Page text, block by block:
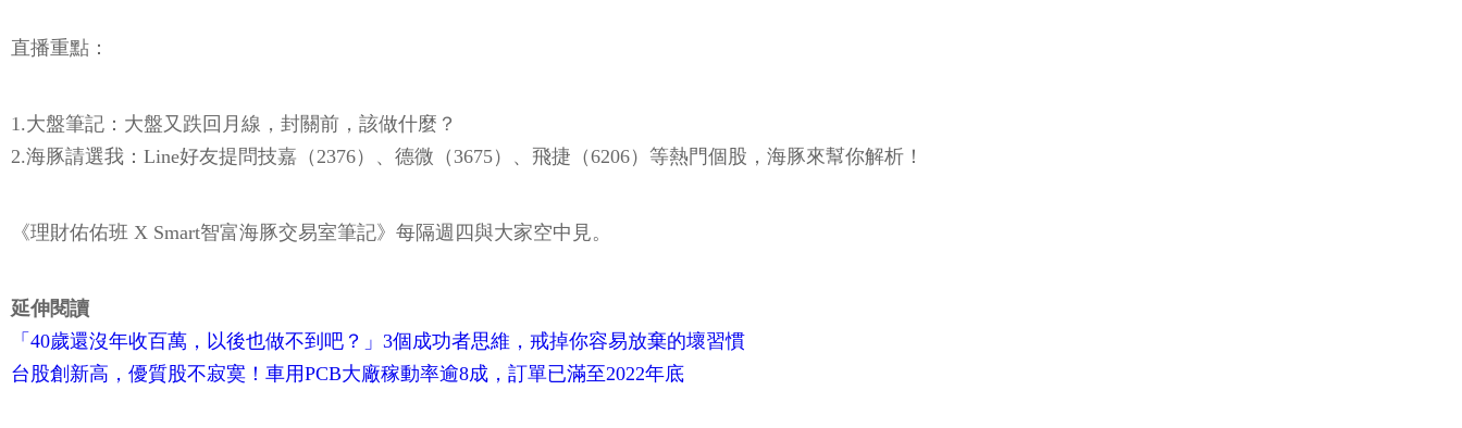
直播重點：
1.大盤筆記：大盤又跌回月線，封關前，該做什麼？
2.海豚請選我：Line好友提問技嘉（2376）、德微（3675）、飛捷（6206）等熱門個股，海豚來幫你解析！
《理財佑佑班 X Smart智富海豚交易室筆記》每隔週四與大家空中見。
延伸閱讀
「40歲還沒年收百萬，以後也做不到吧？」3個成功者思維，戒掉你容易放棄的壞習慣
台股創新高，優質股不寂寞！車用PCB大廠稼動率逾8成，訂單已滿至2022年底